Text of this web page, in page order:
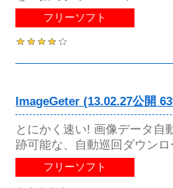
フリーソフト
ImageGeter (13.02.27公開
とにかく速い! 画像データ自
跡可能な、自動巡回ダウンロ
フリーソフト